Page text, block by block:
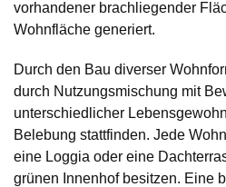
vorhandener brachliegender
Wohnfläche generiert.
Durch den Bau diverser
durch Nutzungsmischung mit
unterschiedlicher
Belebung stattfinden. Jede
eine Loggia oder eine
grünen Innenhof besitzen. Eine